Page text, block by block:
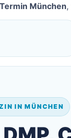
München,
IN MÜNCHEN